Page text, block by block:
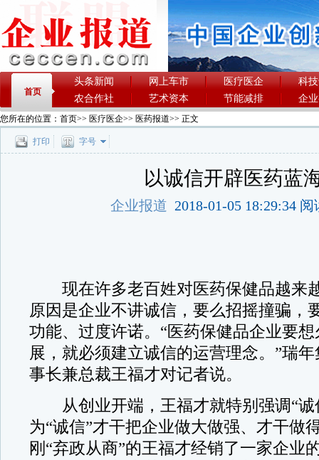
首页
头条新闻 网上车市 医疗医企
科
农合作社
艺术资本 节能减排 企
您所在的位置： 首页>> 医疗医企>> 医药报道>> 正文
打印 字号
以诚信开辟医药蓝
企业报道 2018-01-05 18:29:34
现在许多老百姓对医药保健品越来
原因是企业不讲诚信，要么招摇撞骗，
功能、过度许诺。“医药保健品企业要
展，就必须建立诚信的运营理念。”瑞
事长兼总裁王福才对记者说。
从创业开端，王福才就特别强调“诚
为“诚信”才干把企业做大做强、才干做
刚“弃政从商”的王福才经销了一家企业